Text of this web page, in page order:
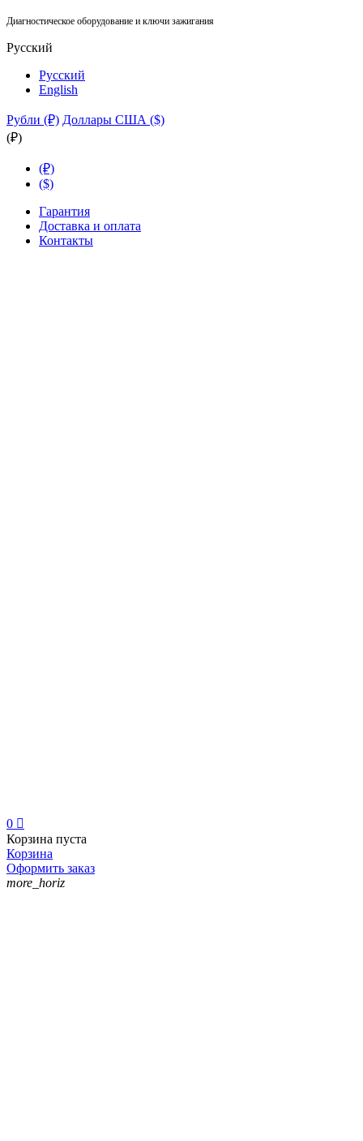
Диагностическое оборудование и ключи зажигания
Русский
Русский
English
Рубли (₽) Доллары США ($)
(₽)
(₽)
($)
Гарантия
Доставка и оплата
Контакты
0 
Корзина пуста
Корзина
Оформить заказ
more_horiz